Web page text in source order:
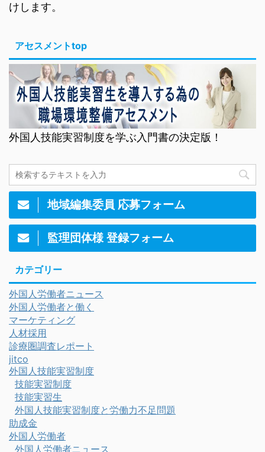
けします。
アセスメントtop
外国人技能実習制度を学ぶ入門書の決定版！
地域編集委員 応募フォーム
監理団体様 登録フォーム
カテゴリー
外国人労働者ニュース
外国人労働者と働く
マーケティング
人材採用
診療圏調査レポート
jitco
外国人技能実習制度
技能実習制度
技能実習生
外国人技能実習制度と労働力不足問題
助成金
外国人労働者
外国人労働者ニュース